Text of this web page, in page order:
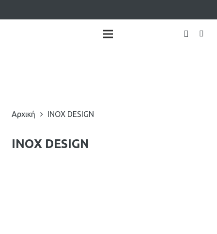
Αρχική ΙΝΟX DESIGN
ΙΝΟX DESIGN